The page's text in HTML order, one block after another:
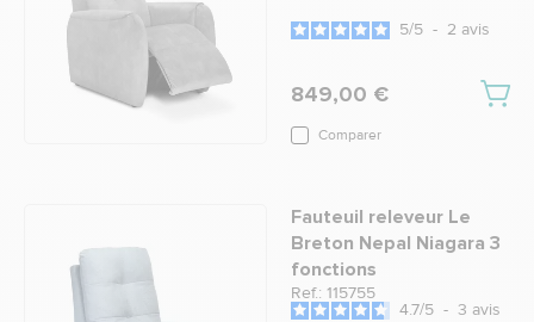
5/5 - 2 avis
849,00 €
Comparer
Fauteuil releveur Le
Breton Nepal Niagara 3
fonctions
Ref.: 115755
4.7/5 - 3 avis